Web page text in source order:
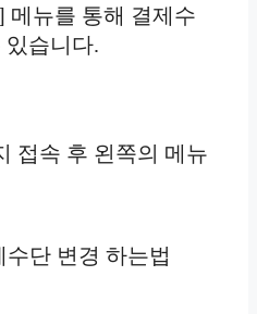
메뉴를 통해 결제수
있습니다.
접속 후 왼쪽의 메뉴